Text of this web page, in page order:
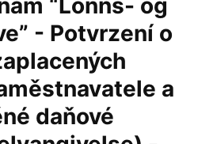
“Lonns- og
- Potvrzení o
a
daňové